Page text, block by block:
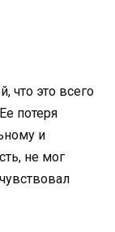
что это всего
потеря
и
не мог